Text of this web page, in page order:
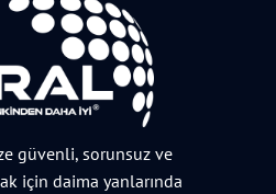
güvenli, sorunsuz ve
için daima yanlarında